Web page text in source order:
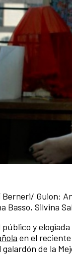
Berneri/ Guion:
Basso, Silvina
público y
en el reciente
galardón de la